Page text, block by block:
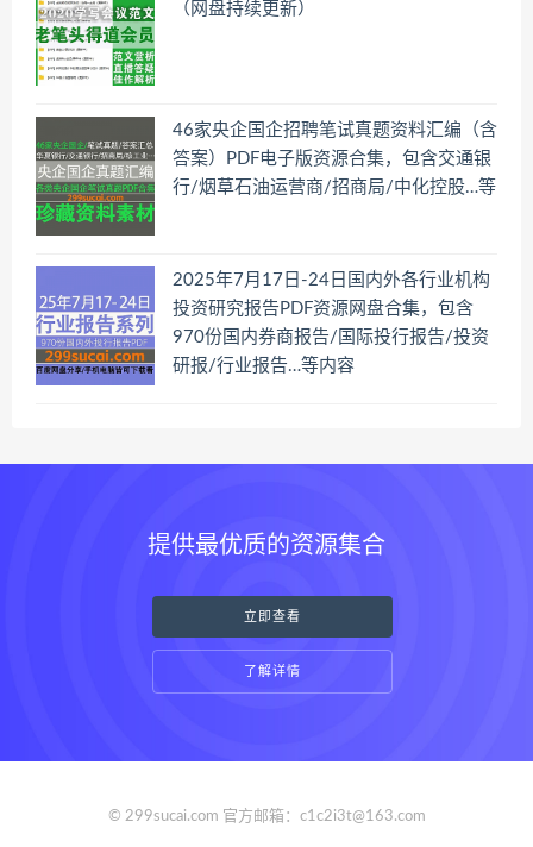
（网盘持续更新）
46家央企国企招聘笔试真题资料汇编（含
答案）PDF电子版资源合集，包含交通银
行/烟草石油运营商/招商局/中化控股…等
2025年7月17日-24日国内外各行业机构
投资研究报告PDF资源网盘合集，包含
970份国内券商报告/国际投行报告/投资
研报/行业报告…等内容
提供最优质的资源集合
立即查看
了解详情
© 299sucai.com 官方邮箱：c1c2i3t@163.com